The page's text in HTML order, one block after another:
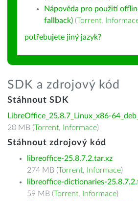
Nápověda pro použití
fallback) (Torrent,
potřebujete jiný jazyk?
SDK a zdrojový kód
Stáhnout SDK
LibreOffice_25.8.7_Linux_x86-
20 MB (Torrent, Informace)
Stáhnout zdrojový kód
libreoffice-25.8.7.2.tar.xz
274 MB (Torrent, Informace)
libreoffice-dictionaries-
59 MB (Torrent, Informace)